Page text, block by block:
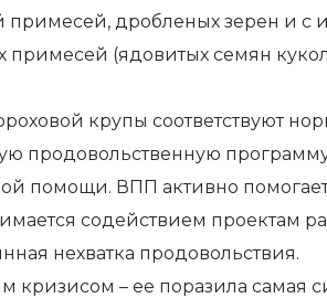
дробленых зерен и
(ядовитых семян
крупы соответствуют
продовольственную
помощи. ВПП активно
содействием проектам
нехватка продовольствия.
– ее поразила самая